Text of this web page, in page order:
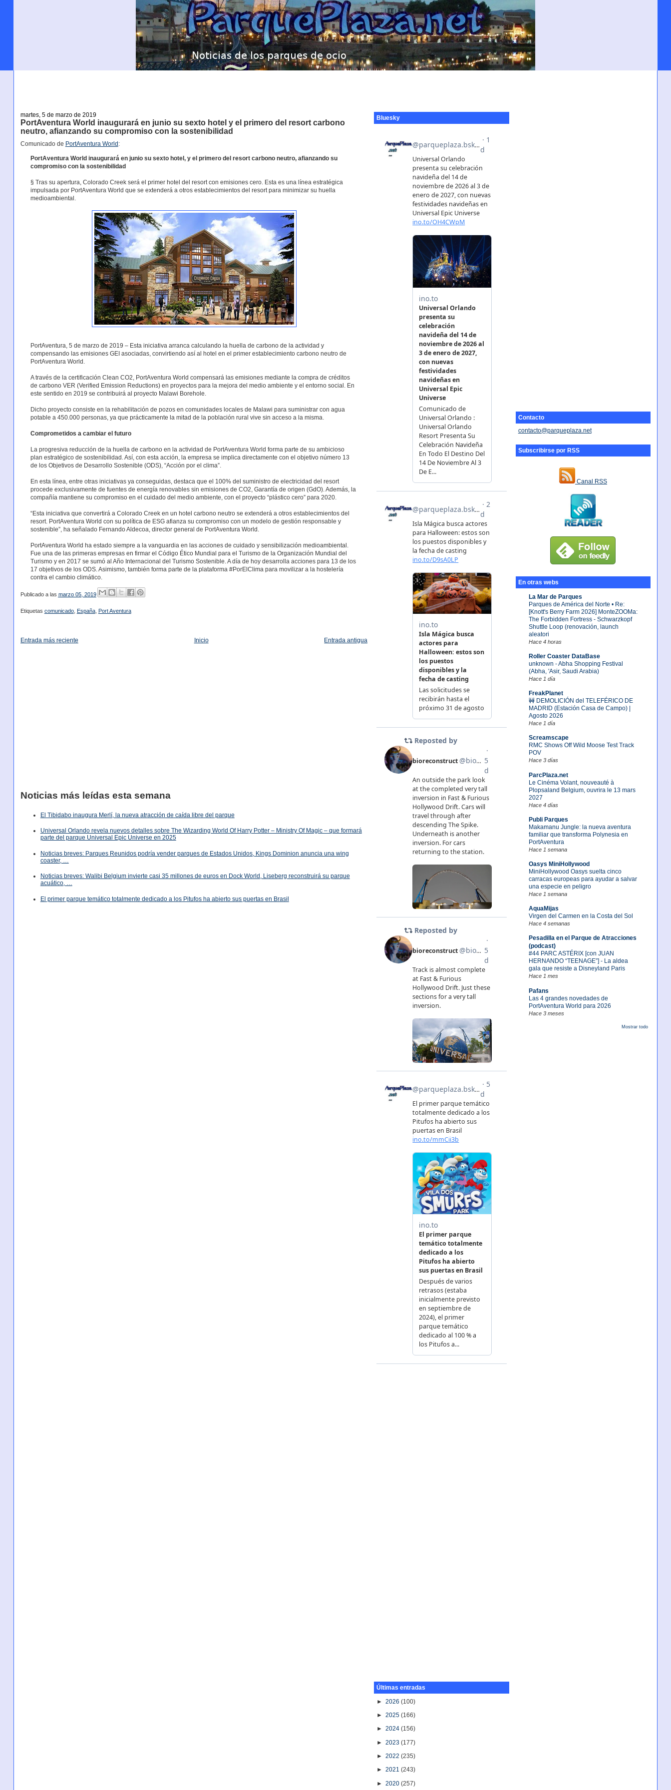
Contacto
contacto@parqueplaza.net
Subscribirse por RSS
Canal RSS
En otras webs
La Mar de Parques
Parques de América del Norte • Re:
[Knott's Berry Farm 2026] MonteZOOMa:
The Forbidden Fortress - Schwarzkopf
Shuttle Loop (renovación, launch
aleatori
Hace 4 horas
Roller Coaster DataBase
unknown - Abha Shopping Festival
(Abha, 'Asir, Saudi Arabia)
Hace 1 día
FreakPlanet
🚧 DEMOLICIÓN del TELEFÉRICO DE
MADRID (Estación Casa de Campo) |
Agosto 2026
Hace 1 día
Screamscape
RMC Shows Off Wild Moose Test Track
POV
Hace 3 días
ParcPlaza.net
Le Cinéma Volant, nouveauté à
Plopsaland Belgium, ouvrira le 13 mars
2027
Hace 4 días
Publi Parques
Makamanu Jungle: la nueva aventura
familiar que transforma Polynesia en
PortAventura
Hace 1 semana
Oasys MiniHollywood
MiniHollywood Oasys suelta cinco
carracas europeas para ayudar a salvar
una especie en peligro
Hace 1 semana
AquaMijas
Virgen del Carmen en la Costa del Sol
Hace 4 semanas
Pesadilla en el Parque de Atracciones
(podcast)
#44 PARC ASTÉRIX [con JUAN
HERNANDO “TEENAGE”] - La aldea
gala que resiste a Disneyland Paris
Hace 1 mes
Pafans
Las 4 grandes novedades de
PortAventura World para 2026
Hace 3 meses
Mostrar todo
martes, 5 de marzo de 2019
PortAventura World inaugurará en junio su sexto hotel y el primero del resort carbono
neutro, afianzando su compromiso con la sostenibilidad
Comunicado de PortAventura World :
PortAventura World inaugurará en junio su sexto hotel, y el primero del resort carbono neutro, afianzando su
compromiso con la sostenibilidad
§ Tras su apertura, Colorado Creek será el primer hotel del resort con emisiones cero. Esta es una línea estratégica
impulsada por PortAventura World que se extenderá a otros establecimientos del resort para minimizar su huella
medioambiental.
PortAventura, 5 de marzo de 2019 – Esta iniciativa arranca calculando la huella de carbono de la actividad y
compensando las emisiones GEI asociadas, convirtiendo así al hotel en el primer establecimiento carbono neutro de
PortAventura World.
A través de la certificación Clean CO2, PortAventura World compensará las emisiones mediante la compra de créditos
de carbono VER (Verified Emission Reductions) en proyectos para la mejora del medio ambiente y el entorno social. En
este sentido en 2019 se contribuirá al proyecto Malawi Borehole.
Dicho proyecto consiste en la rehabilitación de pozos en comunidades locales de Malawi para suministrar con agua
potable a 450.000 personas, ya que prácticamente la mitad de la población rural vive sin acceso a la misma.
Comprometidos a cambiar el futuro
La progresiva reducción de la huella de carbono en la actividad de PortAventura World forma parte de su ambicioso
plan estratégico de sostenibilidad. Así, con esta acción, la empresa se implica directamente con el objetivo número 13
de los Objetivos de Desarrollo Sostenible (ODS), “Acción por el clima”.
En esta línea, entre otras iniciativas ya conseguidas, destaca que el 100% del suministro de electricidad del resort
procede exclusivamente de fuentes de energía renovables sin emisiones de CO2, Garantía de origen (GdO). Además, la
compañía mantiene su compromiso en el cuidado del medio ambiente, con el proyecto “plástico cero” para 2020.
“Esta iniciativa que convertirá a Colorado Creek en un hotel carbono neutro se extenderá a otros establecimientos del
resort. PortAventura World con su política de ESG afianza su compromiso con un modelo de gestión responsable y
sostenible”, ha señalado Fernando Aldecoa, director general de PortAventura World.
PortAventura World ha estado siempre a la vanguardia en las acciones de cuidado y sensibilización medioambiental.
Fue una de las primeras empresas en firmar el Código Ético Mundial para el Turismo de la Organización Mundial del
Turismo y en 2017 se sumó al Año Internacional del Turismo Sostenible. A día de hoy desarrolla acciones para 13 de los
17 objetivos de los ODS. Asimismo, también forma parte de la plataforma #PorElClima para movilizar a la hostelería
contra el cambio climático.
Publicado a las marzo 05, 2019
Etiquetas comunicado, España, Port Aventura
Entrada más reciente Entrada antigua
Inicio
Noticias más leídas esta semana
El Tibidabo inaugura Merlí, la nueva atracción de caída libre del parque
Universal Orlando revela nuevos detalles sobre The Wizarding World Of Harry Potter – Ministry Of Magic – que formará
parte del parque Universal Epic Universe en 2025
Noticias breves: Parques Reunidos podría vender parques de Estados Unidos, Kings Dominion anuncia una wing
coaster, …
Noticias breves: Walibi Belgium invierte casi 35 millones de euros en Dock World, Liseberg reconstruirá su parque
acuático, …
El primer parque temático totalmente dedicado a los Pitufos ha abierto sus puertas en Brasil
Bluesky
Últimas entradas
►2026(100)
►2025(166)
►2024(156)
►2023(177)
►2022(235)
►2021(243)
►2020(257)